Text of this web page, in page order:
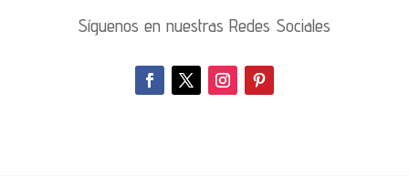
Síguenos en nuestras Redes Sociales